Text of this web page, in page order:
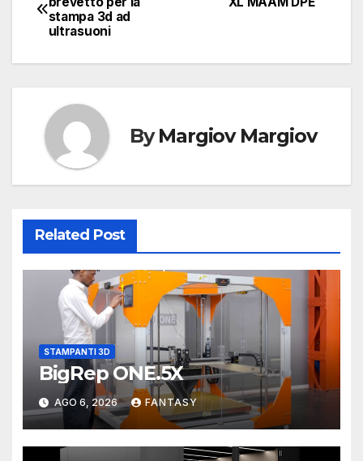
articoli
stampa 3d ad
ultrasuoni
ByMargiov Margiov
Related Post
STAMPANTI 3D
BigRep ONE.5X
AGO 6, 2026 FANTASY